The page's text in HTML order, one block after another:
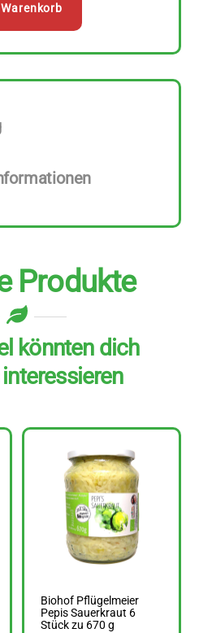
Produkte
könnten dich
Biohof Pflügelmeier
Pepis Sauerkraut 6
Stück zu 670 g